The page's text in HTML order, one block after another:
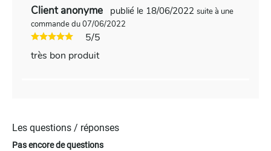
Client anonyme publié le 18/06/2022 suite à une
commande du 07/06/2022
5/5
très bon produit
Les questions / réponses
Pas encore de questions